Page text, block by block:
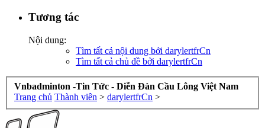
Tương tác
Nội dung:
Tìm tất cả nội dung bởi darylertfrCn
Tìm tất cả chủ đề bởi darylertfrCn
Vnbadminton -Tin Tức - Diễn Đàn Cầu Lông Việt Nam
Trang chủ Thành viên > darylertfrCn >